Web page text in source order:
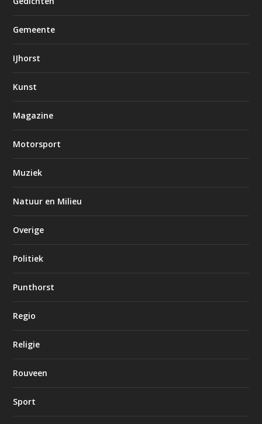
Gemeente
IJhorst
Kunst
Magazine
Motorsport
Muziek
Natuur en Milieu
Overige
Politiek
Punthorst
Regio
Religie
Rouveen
Sport